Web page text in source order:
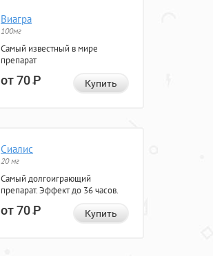
Виагра
100мг
Самый известный в мире
препарат
от 70Р Купить
Сиалис
20 мг
Самый долгоиграющий
препарат. Эффект до 36 часов.
от 70Р Купить